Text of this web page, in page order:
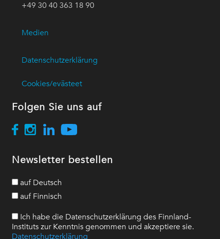
+49 30 40 363 18 90
Medien
Datenschutzerklärung
Cookies/evästeet
Folgen Sie uns auf
Newsletter bestellen
auf Deutsch
auf Finnisch
Ich habe die Datenschutzerklärung des Finnland-
Instituts zur Kenntnis genommen und akzeptiere sie.
Datenschutzerklärung